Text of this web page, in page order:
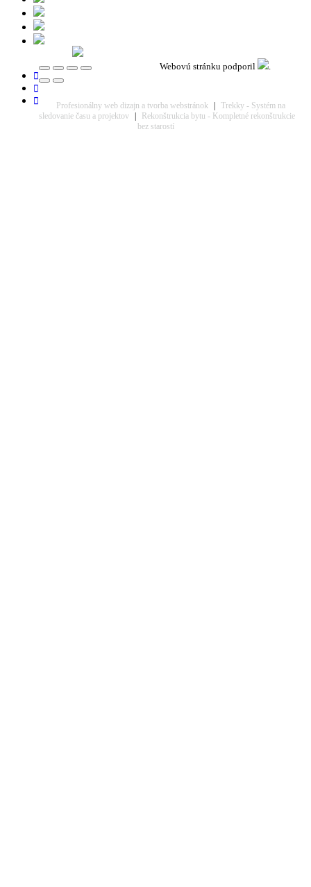
Webovú stránku podporil .
Profesionálny web dizajn a tvorba webstránok
Trekky - Systém na
sledovanie času a projektov
Rekonštrukcia bytu - Kompletné rekonštrukcie
bez starostí